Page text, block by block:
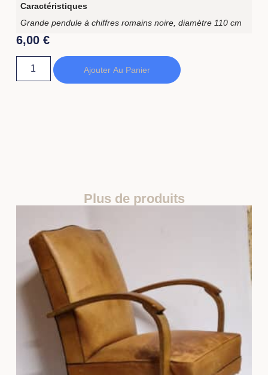
Caractéristiques
Grande pendule à chiffres romains noire, diamètre 110 cm
6,00 €
Ajouter Au Panier
Plus de produits